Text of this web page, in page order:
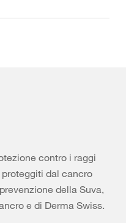
contro i raggi
dal cancro
della Suva,
e di Derma Swiss.